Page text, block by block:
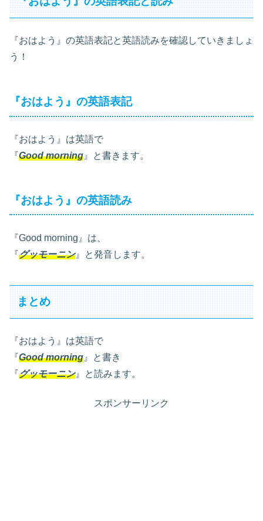
『おはよう』の英語表記と英語読みを確認していきましょ
う！
『おはよう』の英語表記
『おはよう』は英語で
『Good morning 』と書きます。
『おはよう』の英語読み
『Good morning』は、
『グッモーニン』と発音します。
まとめ
『おはよう』は英語で
『Good morning 』と書き
『グッモーニン』と読みます。
スポンサーリンク